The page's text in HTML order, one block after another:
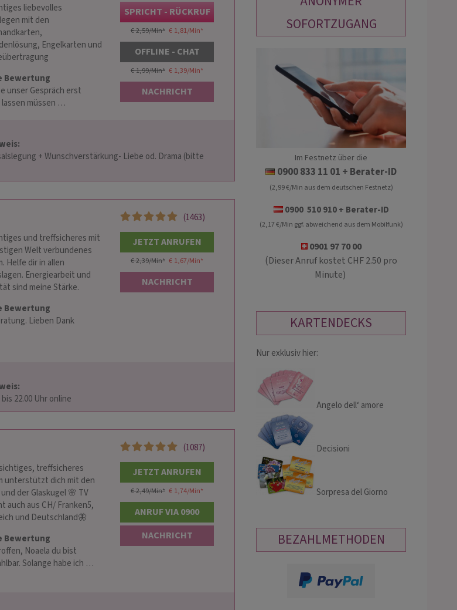
Kartenlegerin, Medium, Schamanin,
Glückscoach!Zukunftslegung,
Beziehungsliebe, Dreiecksliebe,
Familienkonflikt, Mobbing, Drama, Beruf,
Geld
Ehrliches Kartenlegen im Hier & Jetzt.
Schnell & direkt auf den Punkt. Liebe,
Seelenpartner, On/Off-Beziehung.
Tierkommunikation. Energetische
Befreiung von Fremdenergien. Kein
Run…
MEDIUM HEIKE
PIN: 202
Medialer Beistand + starke Energie
Beruf(ung), Deine Entwicklung.
Quantenheilung, Familienaufstellung,
Karmaauflösung, Traumdeutung
liebevolles
mit den
Engelkarten und
Bewertung
unser Gespräch erst
lassen müssen …
SPRICHT - RÜCKRUF
€ 2,59/Min* € 1,81/Min*
OFFLINE - CHAT
€ 1,99/Min* € 1,39/Min*
NACHRICHT
und treffsicheres mit
Welt verbundenes
Helfe dir in allen
Energiearbeit und
sind meine Stärke.
Bewertung
Lieben Dank
(1463)
JETZT ANRUFEN
€ 2,39/Min* € 1,67/Min*
NACHRICHT
Heute ab 17.00 bis 22.00 Uhr online
treffsicheres
unterstützt dich mit den
der Glaskugel 🌸 TV
auch aus CH/ Franken5,
und Deutschland🦋
Bewertung
Noaela du bist
Solange habe ich …
(1087)
JETZT ANRUFEN
€ 2,49/Min* € 1,74/Min*
ANRUF VIA 0900
NACHRICHT
SOFORTZUGANG
Im Festnetz über die
0900 833 11 01 + Berater-ID
(2,99 €/Min aus dem deutschen Festnetz)
0900 510 910 + Berater-ID
(2,17 €/Min ggf. abweichend aus dem Mobilfunk)
0901 97 70 00
(Dieser Anruf kostet CHF 2.50 pro
Minute)
KARTENDECKS
Nur exklusiv hier:
Angelo dell‘ amore
Decisioni
Sorpresa del Giorno
BEZAHLMETHODEN